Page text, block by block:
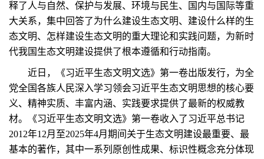
释了人与自然、保护与发展、环境与民生、国内与国际等重
大关系，集中回答了为什么建设生态文明、建设什么样的生
态文明、怎样建设生态文明的重大理论和实践问题，为新时
代我国生态文明建设提供了根本遵循和行动指南。
近日，《习近平生态文明文选》第一卷出版发行，为全
党全国各族人民深入学习领会习近平生态文明思想的核心要
义、精神实质、丰富内涵、实践要求提供了最新的权威教
材。《习近平生态文明文选》第一卷收入了习近平总书记
2012年12月至2025年4月期间关于生态文明建设最重要、最
基本的著作，其中一系列原创性成果、标识性概念充分体现